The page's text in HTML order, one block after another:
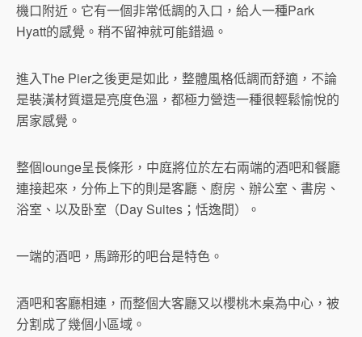
機口附近。它有一個非常低調的入口，給人一種Park
Hyatt的感覺。稍不留神就可能錯過。
進入The Pier之後更是如此，整體風格低調而舒適，不論
是裝潢材質還是亮度色溫，都極力營造一種很輕鬆愉悅的
居家感覺。
整個lounge呈長條形，中庭將位於左右兩端的酒吧和餐廳
連接起來，分佈上下的則是客廳、廚房、辦公室、書房、
浴室、以及卧室（Day Suites；恬逸間）。
一端的酒吧，馬蹄形的吧台是特色。
酒吧和客廳相連，而整個大客廳又以櫻桃木桌為中心，被
分割成了幾個小區域。